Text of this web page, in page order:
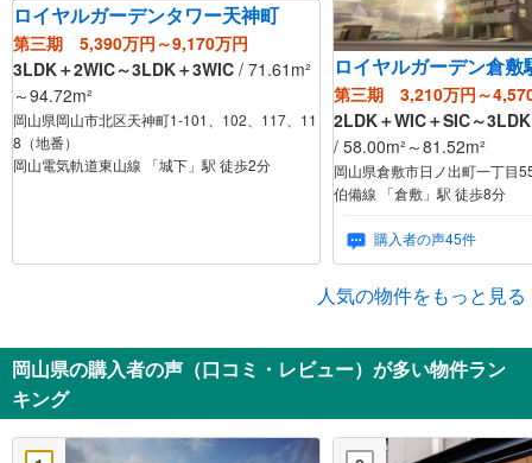
ロイヤルガーデンタワー天神町
第三期 5,390万円～9,170万円
3LDK＋2WIC～3LDK＋3WIC
～94.72m²
岡山県岡山市北区天神町1-101、102、117、11
8（地番）
岡山電気軌道東山線 「城下」駅 徒歩2分
ロイヤルガーデン倉敷
第三期 3,210万円～
2LDK＋WIC＋SIC～
/ 58.00m²～81.52m²
岡山県倉敷市日ノ出町一丁目
伯備線 「倉敷」駅 徒歩8分
購入者の声45件
人気の物件をもっと見る
岡山県の購入者の声（口コミ・レビュー）が多い物件ラン
キング